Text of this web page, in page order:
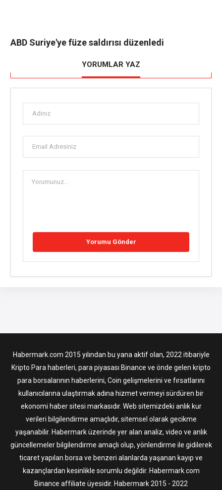
ABD Suriye'ye füze saldırısı düzenledi
YORUMLAR YAZ
Habermark.com 2015 yılından bu yana aktif olan, 2022 itibariyle
Kripto Para haberleri, para piyasası Binance ve önde gelen kripto
para borsalarının haberlerini, Coin gelişmelerini ve fırsatlarını
kullanıcılarına ulaştırmak adına hizmet vermeyi sürdüren bir
ekonomi haber sitesi markasıdır. Web sitemizdeki anlık kur
verileri bilgilendirme amaçlıdır, sitemsel olarak gecikme
yaşanabilir. Habermark üzerinde yer alan analiz, video ve anlık
güncellemeler bilgilendirme amaçlı olup, yönlendirme ile gidilerek
ticaret yapılan borsa ve benzeri alanlarda yaşanan kayıp ve
kazançlardan kesinlikle sorumlu değildir. Habermark.com
Binance affiliate üyesidir. Habermark 2015 - 2022